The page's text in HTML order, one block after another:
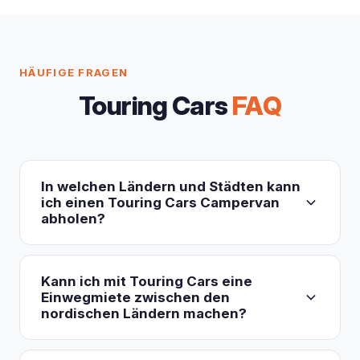
HÄUFIGE FRAGEN
Touring CarsFAQ
In welchen Ländern und Städten kann
ich einen Touring Cars Campervan
abholen?
Touring Cars betreibt 10 Mietstationen in 8
Ländern: Finnland (Helsinki, Rovaniemi), Island
(Keflavík), Norwegen (Oslo/Jessheim, Tromsø),
Schweden (Stockholm), Estland (Tallinn), die
Niederlande (Raum Amsterdam), Spanien
Kann ich mit Touring Cars eine
Einwegmiete zwischen den
nordischen Ländern machen?
Ja. Sie können in einem Land abholen und an einer